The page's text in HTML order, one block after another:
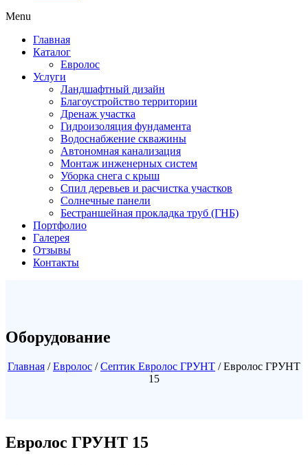
Menu
Главная
Каталог
Евролос
Услуги
Ландшафтный дизайн
Благоустройство территории
Дренаж участка
Гидроизоляция фундамента
Водоснабжение скважины
Автономная канализация
Монтаж инженерных систем
Уборка снега с крыш
Спил деревьев и расчистка участков
Солнечные панели
Бестраншейная прокладка труб (ГНБ)
Портфолио
Галерея
Отзывы
Контакты
Оборудование
Главная /Евролос /Септик Евролос ГРУНТ / Евролос ГРУНТ
15
Евролос ГРУНТ 15